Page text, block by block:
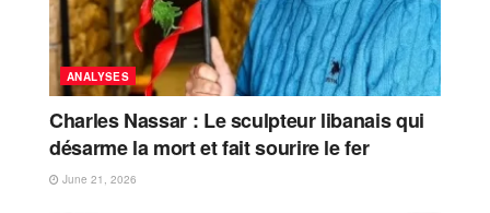
ANALYSES
Charles Nassar : Le sculpteur libanais qui
désarme la mort et fait sourire le fer
June 21, 2026